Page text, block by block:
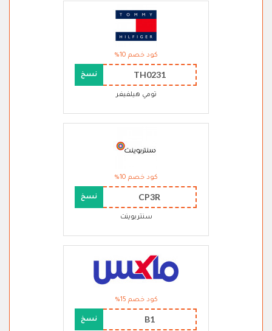
كود خصم 10%
TH0231 نسخ
تومي هيلفيغر
كود خصم 10%
CP3R نسخ
سنتربوينت
كود خصم 15%
B1 نسخ